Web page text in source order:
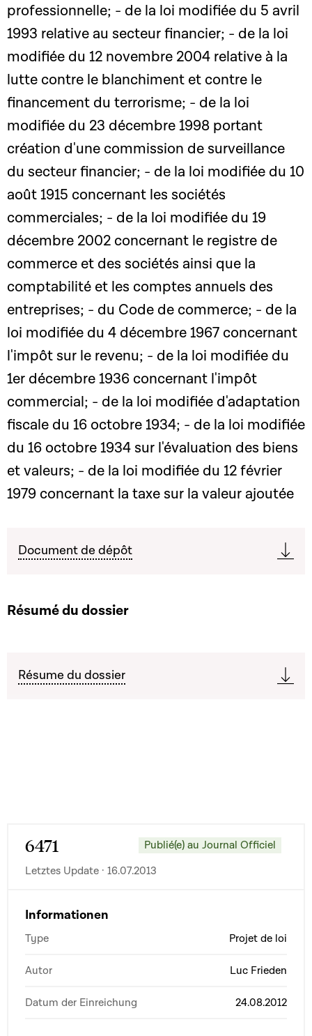
professionnelle; - de la loi modifiée du 5 avril
1993 relative au secteur financier; - de la loi
modifiée du 12 novembre 2004 relative à la
lutte contre le blanchiment et contre le
financement du terrorisme; - de la loi
modifiée du 23 décembre 1998 portant
création d'une commission de surveillance
du secteur financier; - de la loi modifiée du 10
août 1915 concernant les sociétés
commerciales; - de la loi modifiée du 19
décembre 2002 concernant le registre de
commerce et des sociétés ainsi que la
comptabilité et les comptes annuels des
entreprises; - du Code de commerce; - de la
loi modifiée du 4 décembre 1967 concernant
l'impôt sur le revenu; - de la loi modifiée du
1er décembre 1936 concernant l'impôt
commercial; - de la loi modifiée d'adaptation
fiscale du 16 octobre 1934; - de la loi modifiée
du 16 octobre 1934 sur l'évaluation des biens
et valeurs; - de la loi modifiée du 12 février
1979 concernant la taxe sur la valeur ajoutée
Document de dépôt
Résumé du dossier
Résume du dossier
6471
Publié(e) au Journal Officiel
Letztes Update · 16.07.2013
Informationen
Type Projet de loi
Autor Luc Frieden
Datum der Einreichung 24.08.2012